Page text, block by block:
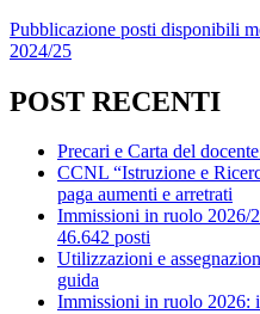
Pubblicazione posti disponibili
2024/25
POST RECENTI
Precari e Carta del
CCNL “Istruzione e
paga aumenti e arretrati
Immissioni in ruolo 2026/
46.642 posti
Utilizzazioni e
guida
Immissioni in ruolo 2026: